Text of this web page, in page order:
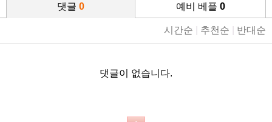
댓글 0 예비 베플 0
시간순 추천순 반대순
댓글이 없습니다.